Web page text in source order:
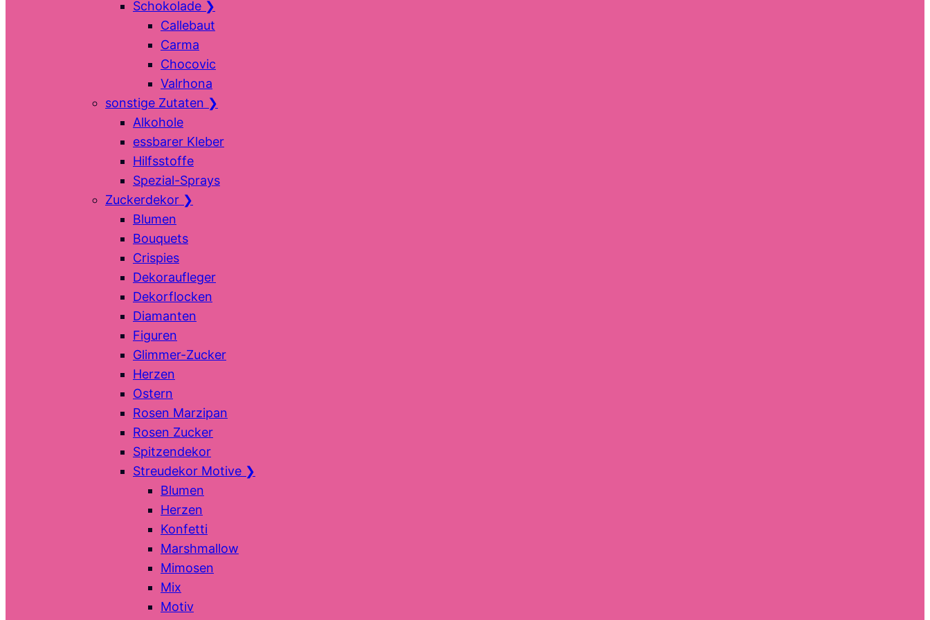
Schokolade ❯
Callebaut
Carma
Chocovic
Valrhona
sonstige Zutaten ❯
Alkohole
essbarer Kleber
Hilfsstoffe
Spezial-Sprays
Zuckerdekor ❯
Blumen
Bouquets
Crispies
Dekoraufleger
Dekorflocken
Diamanten
Figuren
Glimmer-Zucker
Herzen
Ostern
Rosen Marzipan
Rosen Zucker
Spitzendekor
Streudekor Motive ❯
Blumen
Herzen
Konfetti
Marshmallow
Mimosen
Mix
Motiv